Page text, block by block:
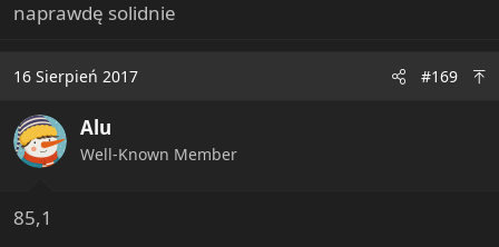
naprawdę solidnie
16 Sierpień 2017 #169
Alu
Well-Known Member
85,1